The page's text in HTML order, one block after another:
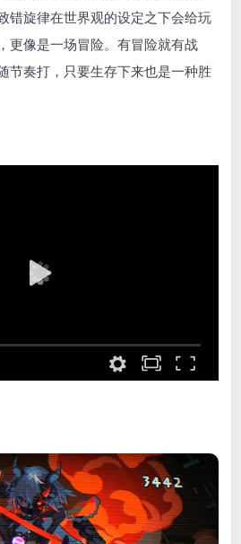
错旋律在世界观的设定之下会给玩
更像是一场冒险。有冒险就有战
节奏打，只要生存下来也是一种胜